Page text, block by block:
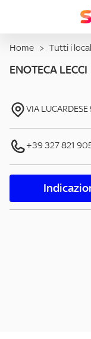
Home > Tutti i
ENOTECA LECCI
VIA LUCARDESE
+39 327 821